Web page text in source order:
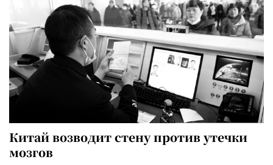
Китай возводит стену против утечки
мозгов